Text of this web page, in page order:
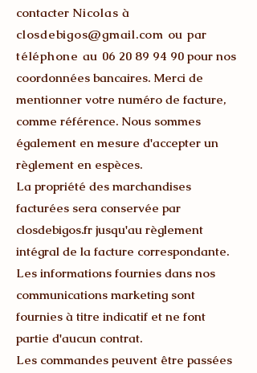
contacter Nicolas à
closdebigos@gmail.com ou par
téléphone au 06 20 89 94 90pour nos
coordonnées bancaires. Merci de
mentionner votre numéro de facture,
comme référence. Nous sommes
également en mesure d'accepter un
règlement en espèces.
La propriété des marchandises
facturées sera conservée par
closdebigos.fr jusqu'au règlement
intégral de la facture correspondante.
Les informations fournies dans nos
communications marketing sont
fournies à titre indicatif et ne font
partie d'aucun contrat.
Les commandes peuvent être passées